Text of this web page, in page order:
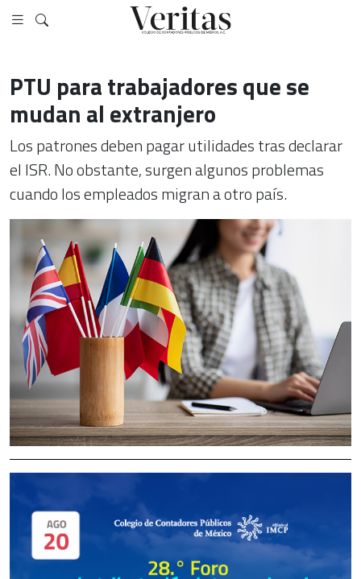
PTU para trabajadores que se
mudan al extranjero
Los patrones deben pagar utilidades tras declarar
el ISR. No obstante, surgen algunos problemas
cuando los empleados migran a otro país.